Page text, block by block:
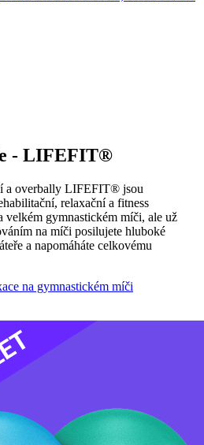
- LIFEFIT®
a overbally LIFEFIT® jsou
relaxační a fitness
velkém gymnastickém míči, ale už
na míči posilujete hluboké
a napomáháte celkovému
na gymnastickém míči